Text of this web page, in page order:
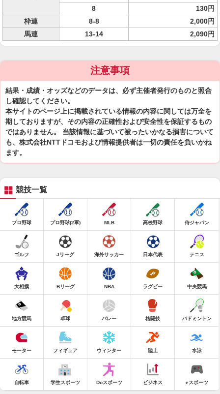
8
130円
枠連
8-8
2,000円
馬連
13-14 2,090円
注意事項
結果・成績・オッズなどのデータは、必ず主催者発行のものと照合
し確認してください。
本サイトのページ上に掲載されている情報の内容に関しては万全を
期しておりますが、その内容の正確性および安全性を保証するもの
ではありません。 当該情報に基づいて被ったいかなる損害について
も、株式会社NTTドコモおよび情報提供者は一切の責任を負いかね
ます。
競技一覧
プロ野球 プロ野球(2軍) MLB 高校野球 侍ジャパン
ゴルフ Jリーグ 海外サッカー 日本代表 テニス
大相撲 Bリーグ NBA ラグビー 中央競馬
地方競馬 卓球 バレー 格闘技 バドミントン
モーター フィギュア ウィンター 陸上 水泳
自転車 学生スポーツ Doスポーツ ビジネス eスポーツ